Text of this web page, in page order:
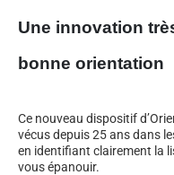
Une innovation
bonne orientation
Ce nouveau dispositif
vécus depuis 25 ans dans
en identifiant clairement la
vous épanouir.